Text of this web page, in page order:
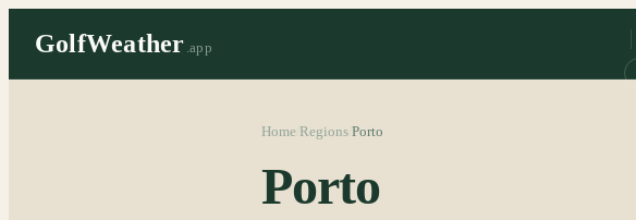
GolfWeather .app
Home Regions Porto
Porto